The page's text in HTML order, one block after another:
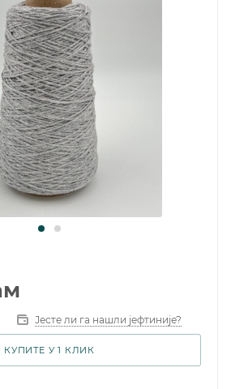
Јесте ли га нашли јефтиније?
КУПИТЕ У 1 КЛИК